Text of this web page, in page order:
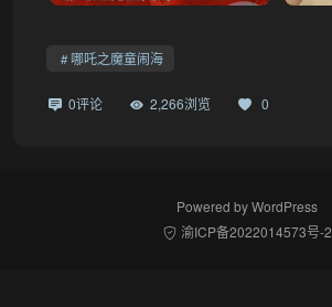
哪吒之魔童闹海
0评论 2,266浏览 0
Powered byWordPress
渝ICP备2022014573号-2